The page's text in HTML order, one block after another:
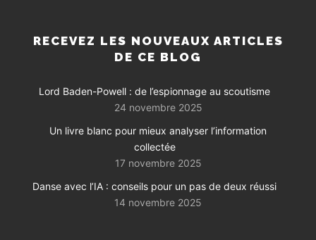
RECEVEZ LES NOUVEAUX ARTICLES
DE CE BLOG
Lord Baden-Powell : de l’espionnage au scoutisme
24 novembre 2025
Un livre blanc pour mieux analyser l’information
collectée
17 novembre 2025
Danse avec l’IA : conseils pour un pas de deux réussi
14 novembre 2025